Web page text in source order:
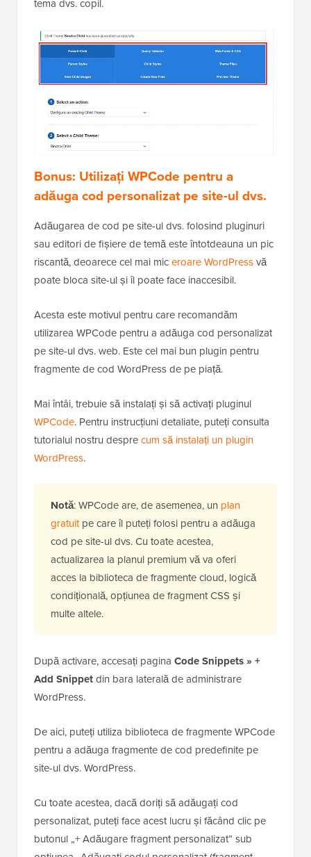
tema dvs. copil.
Bonus: Utilizați WPCode pentru a
adăuga cod personalizat pe site-ul dvs.
Adăugarea de cod pe site-ul dvs. folosind pluginuri
sau editori de fișiere de temă este întotdeauna un pic
riscantă, deoarece cel mai miceroare WordPressvă
poate bloca site-ul și îl poate face inaccesibil.
Acesta este motivul pentru care recomandăm
utilizarea WPCode pentru a adăuga cod personalizat
pe site-ul dvs. web. Este cel mai bun plugin pentru
fragmente de cod WordPress de pe piață.
Mai întâi, trebuie să instalați și să activați pluginul
WPCode. Pentru instrucțiuni detaliate, puteți consulta
tutorialul nostru desprecum să instalați un plugin
WordPress.
Notă: WPCode are, de asemenea, un plan
gratuitpe care îl puteți folosi pentru a adăuga
cod pe site-ul dvs. Cu toate acestea,
actualizarea la planul premium vă va oferi
acces la biblioteca de fragmente cloud, logică
condițională, opțiunea de fragment CSS și
multe altele.
După activare, accesați pagina Code Snippets » +
Add Snippetdin bara laterală de administrare
WordPress.
De aici, puteți utiliza biblioteca de fragmente WPCode
pentru a adăuga fragmente de cod predefinite pe
site-ul dvs. WordPress.
Cu toate acestea, dacă doriți să adăugați cod
personalizat, puteți face acest lucru și făcând clic pe
butonul „+ Adăugare fragment personalizat” sub